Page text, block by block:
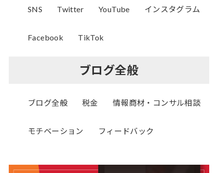
SNS Twitter YouTube インスタグラム
Facebook TikTok
ブログ全般
ブログ全般 税金 情報商材・コンサル相談
モチベーション フィードバック